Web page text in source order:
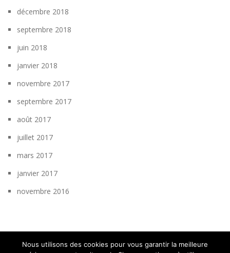
décembre 2018
septembre 2018
juin 2018
janvier 2018
novembre 2017
septembre 2017
août 2017
juillet 2017
mars 2017
janvier 2017
novembre 2016
Nous utilisons des cookies pour vous garantir la meilleure